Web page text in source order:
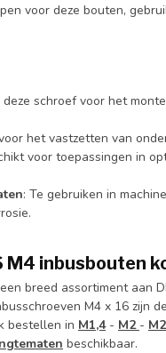
voor deze bouten,
deze schroef voor het
het vastzetten van
voor toepassingen in
: Te gebruiken in
M4 inbusbouten
breed assortiment aan
M4 x 16 zijn
bestellen in M1,4 - M2 -
beschikbaar.